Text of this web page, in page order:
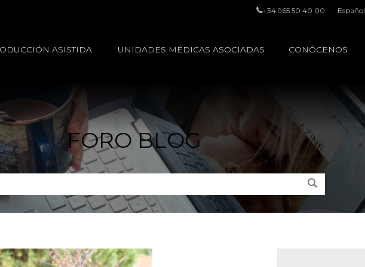
+34 965 50 40 00 Español
ASISTIDA UNIDADES MÉDICAS ASOCIADAS CONÓCENOS
FORO BLOG